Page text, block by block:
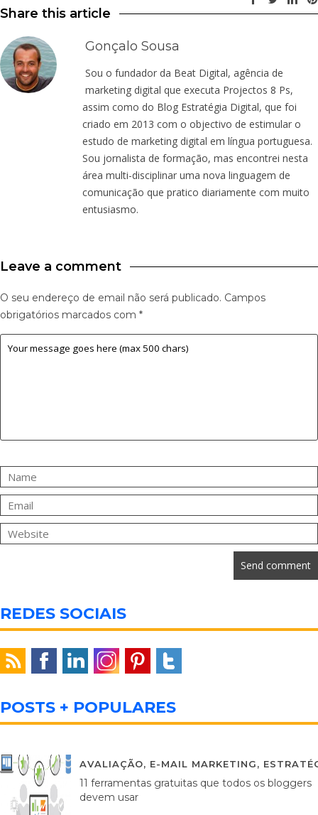
Share this article
Gonçalo Sousa
Sou o fundador da Beat Digital, agência de
marketing digital que executa Projectos 8 Ps,
assim como do Blog Estratégia Digital, que foi
criado em 2013 com o objectivo de estimular o
estudo de marketing digital em língua portuguesa.
Sou jornalista de formação, mas encontrei nesta
área multi-disciplinar uma nova linguagem de
comunicação que pratico diariamente com muito
entusiasmo.
Leave a comment
O seu endereço de email não será publicado. Campos
obrigatórios marcados com *
REDES SOCIAIS
POSTS + POPULARES
AVALIAÇÃO, E-MAIL MARKETING,
11 ferramentas gratuitas que todos os bloggers
devem usar